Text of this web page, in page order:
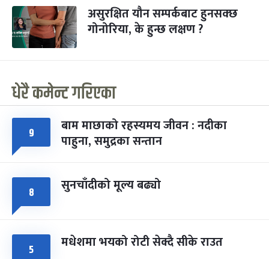
असुरक्षित यौन सम्पर्कबाट हुनसक्छ
गोनोरिया, के हुन्छ लक्षण ?
धेरै कमेन्ट गरिएका
९ बाम माछाको रहस्यमय जीवन : नदीका
पाहुना, समुद्रका सन्तान
८ सुनचाँदीको मूल्य बढ्यो
५ मधेशमा भयको रोटी सेक्दै सीके राउत